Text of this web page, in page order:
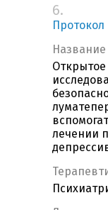
6.
лечении